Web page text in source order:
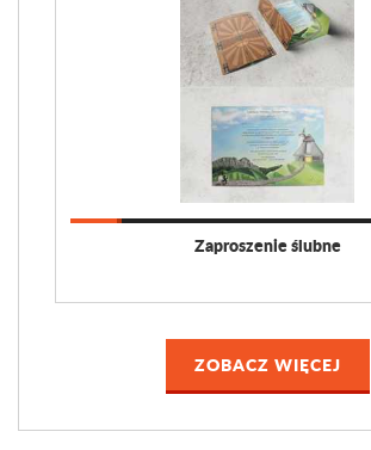
Zaproszenie ślubne
ZOBACZ WIĘCEJ